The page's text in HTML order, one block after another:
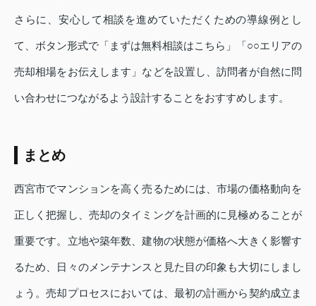
さらに、安心して相談を進めていただくための導線例とし
て、ボタン形式で「まずは無料相談はこちら」「○○エリアの
売却相場をお伝えします」などを設置し、訪問者が自然に問
い合わせにつながるよう設計することをおすすめします。
まとめ
西宮市でマンションを高く売るためには、市場の価格動向を
正しく把握し、売却のタイミングを計画的に見極めることが
重要です。立地や築年数、建物の状態が価格へ大きく影響す
るため、日々のメンテナンスと見た目の印象も大切にしまし
ょう。売却プロセスにおいては、最初の計画から契約成立ま